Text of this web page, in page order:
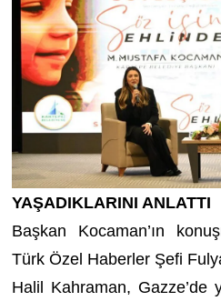
YAŞADIKLARINI ANLATTI
Başkan Kocaman’ın
Türk Özel Haberler Şefi
Halil Kahraman, Gazze’de